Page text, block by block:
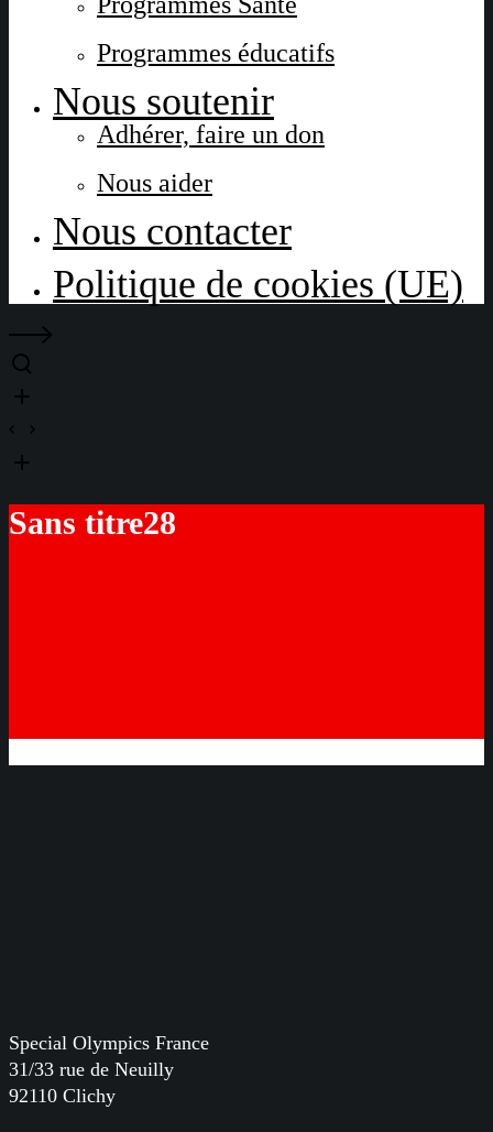
Programmes éducatifs
Nous soutenir
Adhérer, faire un don
Nous aider
Nous contacter
Politique de cookies (UE)
Sans titre28
Special Olympics France
31/33 rue de Neuilly
92110 Clichy